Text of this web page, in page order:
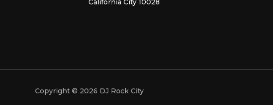
California City 10028
Copyright © 2026 DJ Rock City